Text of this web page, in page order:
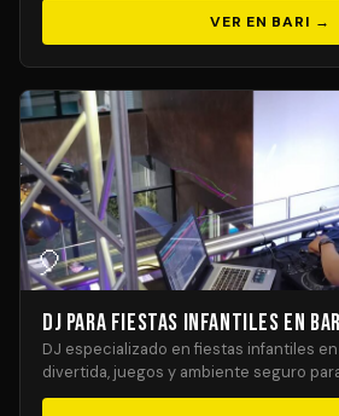
VER EN BARI →
🎈
DJ para Fiestas Infantiles en
DJ especializado en fiestas infantiles en
divertida, juegos y ambiente seguro